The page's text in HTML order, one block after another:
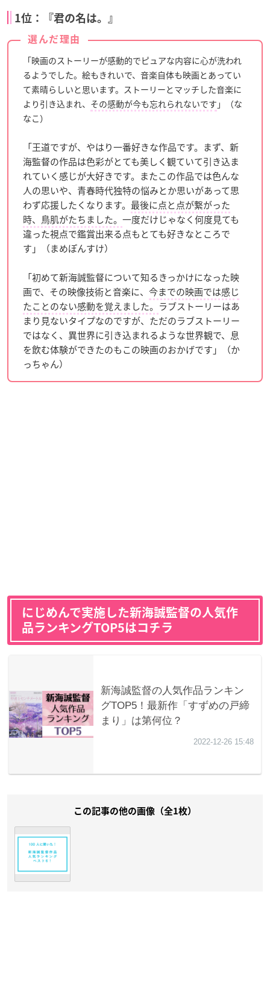
1位：『君の名は。』
選んだ理由
「映画のストーリーが感動的でピュアな内容に心が洗われ
るようでした。絵もきれいで、音楽自体も映画とあってい
て素晴らしいと思います。ストーリーとマッチした音楽に
より引き込まれ、 その感動が今も忘れられないです 」（な
なこ）
「王道ですが、やはり一番好きな作品です。まず、新
海監督の作品は色彩がとても美しく観ていて引き込ま
れていく感じが大好きです。またこの作品では色んな
人の思いや、青春時代独特の悩みとか思いがあって思
わず応援したくなります。 最後に点と点が繋がった
時、鳥肌がたちました。 一度だけじゃなく何度見ても
違った視点で鑑賞出来る点もとても好きなところで
す」（まめぽんすけ）
「初めて新海誠監督について知るきっかけになった映
画で、その映像技術と音楽に、 今までの映画では感じ
たことのない感動を覚えました。 ラブストーリーはあ
まり見ないタイプなのですが、ただのラブストーリー
ではなく、異世界に引き込まれるような世界観で、息
を飲む体験ができたのもこの映画のおかげです」（か
っちゃん）
にじめんで実施した新海誠監督の人気作
品ランキングTOP5はコチラ
この記事の他の画像（全1枚）